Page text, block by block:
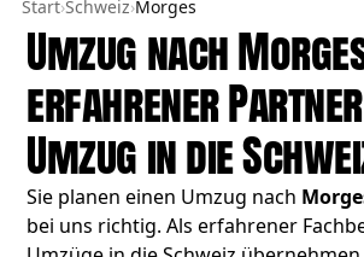
Start›Schweiz›Morges
Umzug nach
erfahrener
Umzug in die
Sie planen einen Umzug nach
bei uns richtig. Als erfahrener